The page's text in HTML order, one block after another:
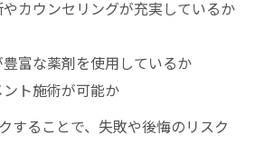
カウンセリングが充実しているか
富な薬剤を使用しているか
ト施術が可能か
することで、失敗や後悔のリスク